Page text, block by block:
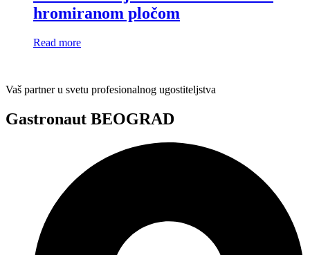
hromiranom pločom
Read more
Vaš partner u svetu profesionalnog ugostiteljstva
Gastronaut BEOGRAD